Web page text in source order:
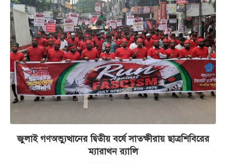
জুলাই গণঅভ্যুত্থানের দ্বিতীয় বর্ষে সাতক্ষীরায় ছাত্রশিবিরের
ম্যারাথন র‌্যালি